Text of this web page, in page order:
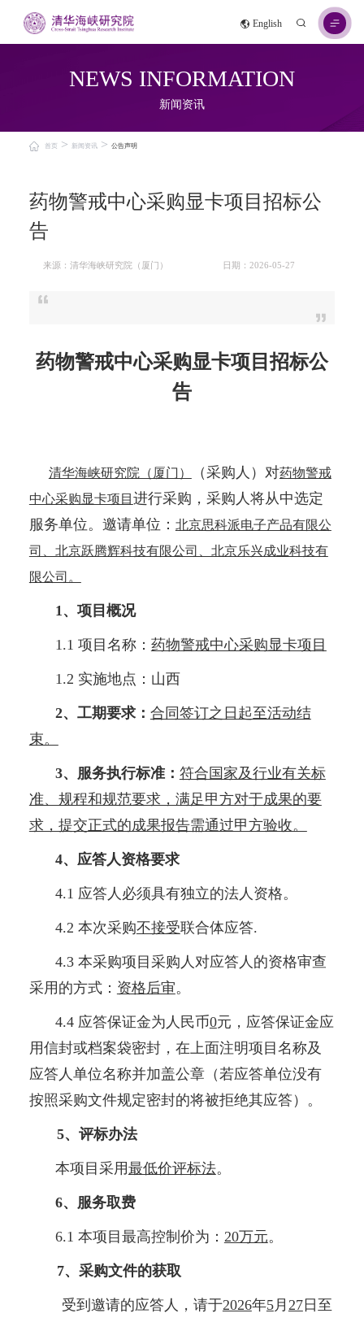
English
NEWS INFORMATION
新闻资讯
首页 > 新闻资讯> 公告声明
药物警戒中心采购显卡项目招标公
告
来源：清华海峡研究院（厦门） 日期：2026-05-27
药物警戒中心采购显卡项目招标公
告
清华海峡研究院（厦门） （采购人）对药物警戒
中心采购显卡项目 进行采购，采购人将从中选定
服务单位。邀请单位： 北京思科派电子产品有限公
司、北京跃腾辉科技有限公司、北京乐兴成业科技有
限公司。
1、项目概况
1.1 项目名称： 药物警戒中心采购显卡项目
1.2 实施地点：山西
2、工期要求： 合同签订之日起至活动结
束。
3、服务执行标准： 符合国家及行业有关标
准、规程和规范要求，满足甲方对于成果的要
求，提交正式的成果报告需通过甲方验收。
4、应答人资格要求
4.1 应答人必须具有独立的法人资格。
4.2 本次采购不接受联合体应答.
4.3 本采购项目采购人对应答人的资格审查
采用的方式： 资格后审。
4.4 应答保证金为人民币0元，应答保证金应
用信封或档案袋密封，在上面注明项目名称及
应答人单位名称并加盖公章（若应答单位没有
按照采购文件规定密封的将被拒绝其应答）。
5、评标办法
本项目采用最低价评标法。
6、服务取费
6.1 本项目最高控制价为： 20万元。
7、采购文件的获取
受到邀请的应答人，请于2026年5月 27日至